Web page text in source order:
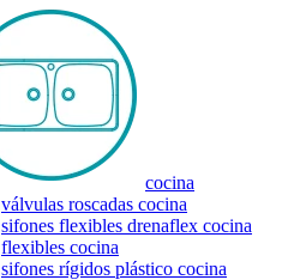
cocina
válvulas roscadas cocina
sifones flexibles drenaflex cocina
flexibles cocina
sifones rígidos plástico cocina